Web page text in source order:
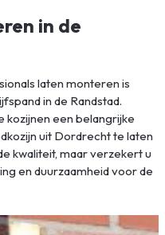
in de
laten monteren is
in de Randstad.
kozijnen een belangrijke
uit Dordrecht te laten
kwaliteit, maar verzekert u
en duurzaamheid voor de